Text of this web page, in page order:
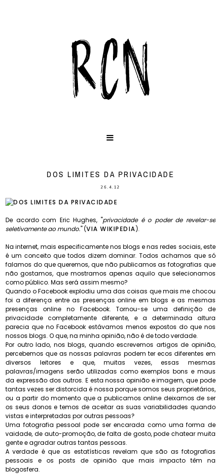
DOS LIMITES DA PRIVACIDADE
26.4.12
De acordo com Eric Hughes, "privacidade é o poder de revelar-se
seletivamente ao mundo." (VIA WIKIPEDIA).
Na internet, mais especificamente nos blogs e nas redes sociais, este
é um conceito que todos dizem dominar. Todos achamos que só
falamos do que queremos, que não publicamos as fotografias que
não gostamos, que mostramos apenas aquilo que selecionamos
como público. Mas será assim mesmo?
Quando o Facebook explodiu uma das coisas que mais me chocou
foi a diferença entre as presenças online em blogs e as mesmas
presenças online no Facebook. Tornou-se uma definição de
privacidade completamente diferente, e a determinada altura
parecia que no Facebook estávamos menos expostos do que nos
nossos blogs. O que, na minha opinião, não é de todo verdade.
Por outro lado, nos blogs, quando escrevemos artigos de opinião,
percebemos que as nossas palavras podem ter ecos diferentes em
diversos leitores e que, muitas vezes, essas mesmas
palavras/imagens serão utilizadas como exemplos bons e maus
da expressão dos outros. E esta nossa opinião e imagem, que pode
tantas vezes ser distorcida é nossa porque somos seus proprietários,
ou a partir do momento que a publicamos online deixamos de ser
os seus donos e temos de aceitar as suas variabilidades quando
vistas e interpretadas por outras pessoas?
Uma fotografia pessoal pode ser encarada como uma forma de
vaidade, de auto-promoção, de falta de gosto, pode chatear muita
gente e agradar outras tantas pessoas.
A verdade é que as estatísticas revelam que são as fotografias
pessoais e os posts de opinião que mais impacto têm na
blogosfera.